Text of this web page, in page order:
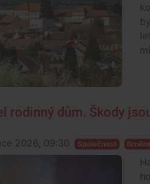
rodinný dům. Škody
2026, 09:30 Společnost